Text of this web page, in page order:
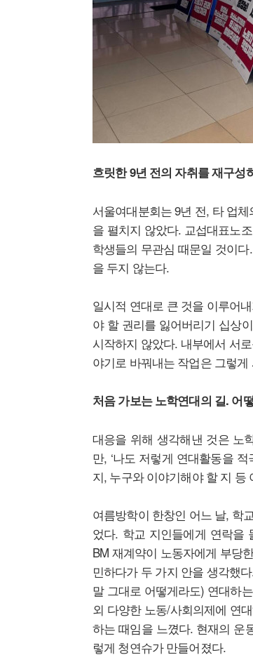
흐릿한 9년 전의 자취를 재구성
서울여대분회는 9년 전, 타 업
을 펼치지 않았다. 교섭대표노
학생들의 무관심 때문일 것이
을 두지 않는다.
일시적 연대로 큰 것을 이루어
야 할 권리를 잃어버리기 십상
시작하지 않았다. 내부에서 서
야기로 바꿔내는 작업은 그렇게
처음 가보는 노학연대의 길. 어
대응을 위해 생각해낸 것은 노
만, ‘나도 저렇게 연대활동을
지, 누구와 이야기해야 할 지 등
여름방학이 한창인 어느 날, 학
었다. 학교 지인들에게 연락을
BM 재계약이 노동자에게 부당
민하다가 두 가지 안을 생각했
말 그대로 어떻게라도) 연대하
외 다양한 노동/사회의제에 연
하는 때임을 느꼈다. 현재의 운
렇게 청연슈가 만들어졌다.